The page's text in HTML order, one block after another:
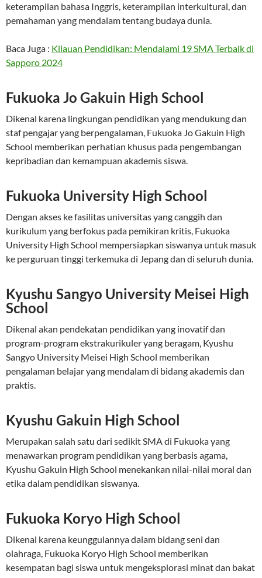
keterampilan bahasa Inggris, keterampilan interkultural, dan
pemahaman yang mendalam tentang budaya dunia.
Baca Juga : Kilauan Pendidikan: Mendalami 19 SMA Terbaik di
Sapporo 2024
Fukuoka Jo Gakuin High School
Dikenal karena lingkungan pendidikan yang mendukung dan
staf pengajar yang berpengalaman, Fukuoka Jo Gakuin High
School memberikan perhatian khusus pada pengembangan
kepribadian dan kemampuan akademis siswa.
Fukuoka University High School
Dengan akses ke fasilitas universitas yang canggih dan
kurikulum yang berfokus pada pemikiran kritis, Fukuoka
University High School mempersiapkan siswanya untuk masuk
ke perguruan tinggi terkemuka di Jepang dan di seluruh dunia.
Kyushu Sangyo University Meisei High
School
Dikenal akan pendekatan pendidikan yang inovatif dan
program-program ekstrakurikuler yang beragam, Kyushu
Sangyo University Meisei High School memberikan
pengalaman belajar yang mendalam di bidang akademis dan
praktis.
Kyushu Gakuin High School
Merupakan salah satu dari sedikit SMA di Fukuoka yang
menawarkan program pendidikan yang berbasis agama,
Kyushu Gakuin High School menekankan nilai-nilai moral dan
etika dalam pendidikan siswanya.
Fukuoka Koryo High School
Dikenal karena keunggulannya dalam bidang seni dan
olahraga, Fukuoka Koryo High School memberikan
kesempatan bagi siswa untuk mengeksplorasi minat dan bakat